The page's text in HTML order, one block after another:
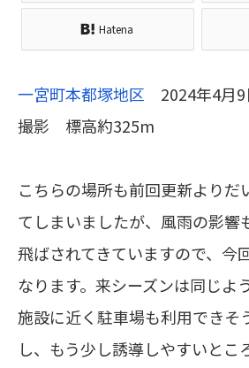
Hatena
一宮町本都塚地区 2024年4月
撮影 標高約325m
こちらの場所も前回更新よりだ
てしまいましたが、風雨の影響
飛ばされてきていますので、今
なります。来シーズンは同じよ
施設に近く駐車場も利用できそ
し、もう少し誘導しやすいとこ